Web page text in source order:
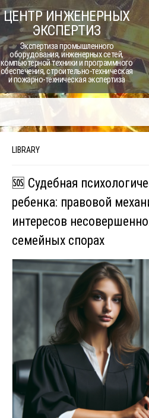
Skip
to
content
ЦЕНТР ИНЖЕНЕРНЫХ
ЭКСПЕРТИЗ
Экспертиза промышленного
оборудования, инженерных сетей,
компьютерной техники и программного
обеспечения, строительно-техническая
и пожарно-техническая экспертиза
LIBRARY
🆘 Судебная
ребенка: правовой
интересов
семейных спорах